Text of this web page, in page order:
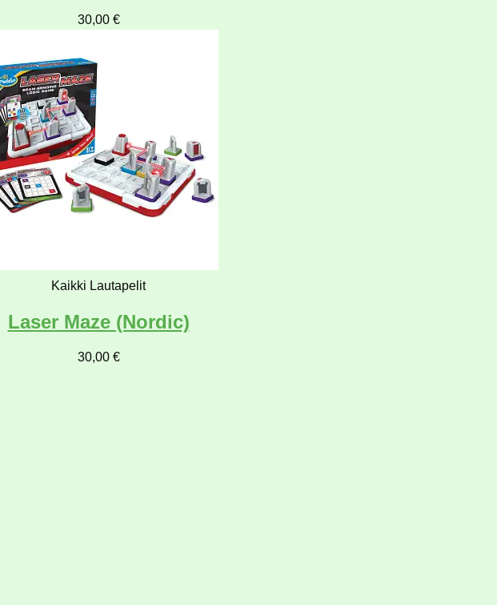
30,00 €
Kaikki Lautapelit
Laser Maze (Nordic)
30,00 €